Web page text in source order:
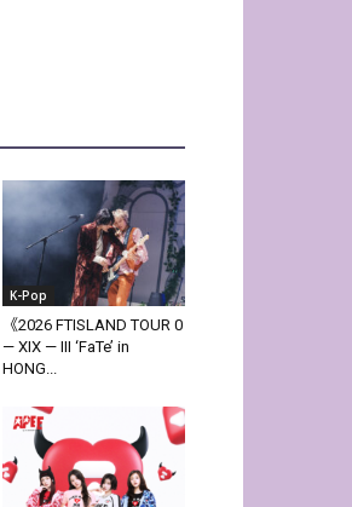
K-Pop
《2026 FTISLAND TOUR 0
— XIX — III ‘FaTe’ in
HONG...